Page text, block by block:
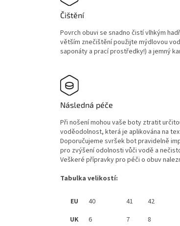
Čištění
Povrch obuvi se snadno čistí vlhkým
větším znečištění použijte mýdlovou
saponáty a prací prostředky!) a jemný
Následná péče
Při nošení mohou vaše boty ztratit
voděodolnost, která je aplikována na
Doporučujeme svršek bot pravidelně
pro zvýšení odolnosti vůči vodě a
Veškeré přípravky pro péči o obuv
Tabulka velikostí:
EU 40 41 42
UK
6 7 8